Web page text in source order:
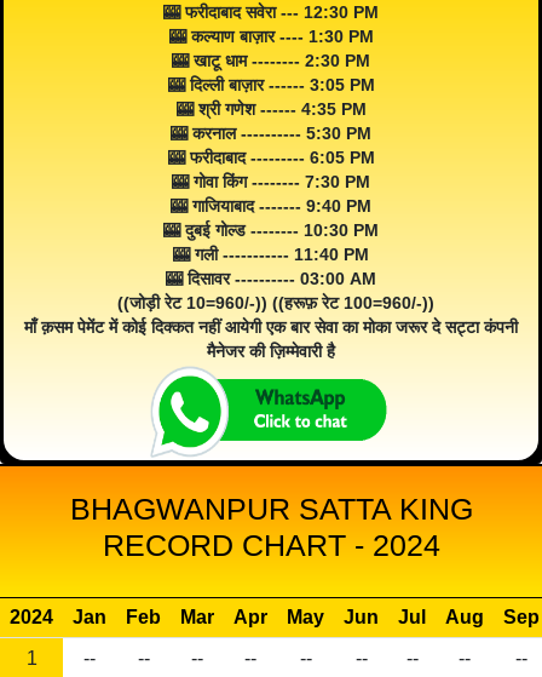
🎰 फरीदाबाद सवेरा --- 12:30 PM
🎰 कल्याण बाज़ार ---- 1:30 PM
🎰 खाटू धाम -------- 2:30 PM
🎰 दिल्ली बाज़ार ------ 3:05 PM
🎰 श्री गणेश ------ 4:35 PM
🎰 करनाल ---------- 5:30 PM
🎰 फरीदाबाद --------- 6:05 PM
🎰 गोवा किंग -------- 7:30 PM
🎰 गाजियाबाद ------- 9:40 PM
🎰 दुबई गोल्ड -------- 10:30 PM
🎰 गली ----------- 11:40 PM
🎰 दिसावर ---------- 03:00 AM
((जोड़ी रेट 10=960/-)) ((हरूफ़ रेट 100=960/-))
माँ क़सम पेमेंट में कोई दिक्कत नहीं आयेगी एक बार सेवा का मोका जरूर दे सट्टा कंपनी
मैनेजर की ज़िम्मेवारी है
BHAGWANPUR SATTA KING
RECORD CHART - 2024
2024 Jan Feb Mar Apr May Jun Jul Aug
Sep
1
-- -- -- -- -- -- -- -- --